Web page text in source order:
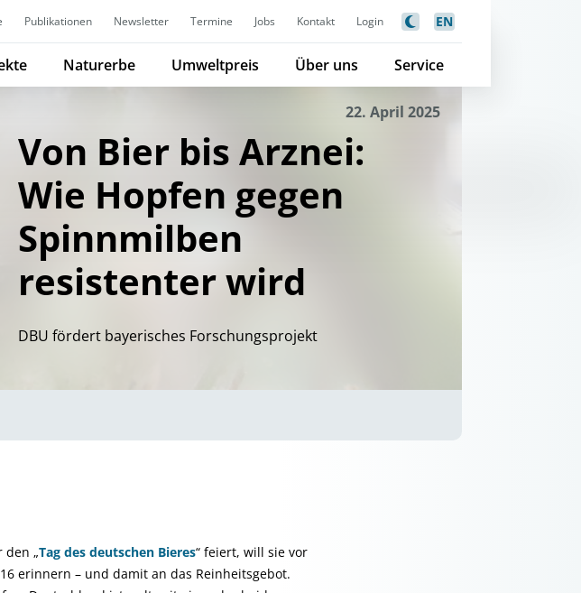
Publikationen Newsletter Termine Jobs Kontakt Login EN
Naturerbe Umweltpreis Über uns Service
22. April 2025
Von Bier bis Arznei:
Wie Hopfen gegen
Spinnmilben
resistenter wird
DBU fördert bayerisches Forschungsprojekt
den „Tag des deutschen Bieres“ feiert, will sie vor
erinnern – und damit an das Reinheitsgebot.